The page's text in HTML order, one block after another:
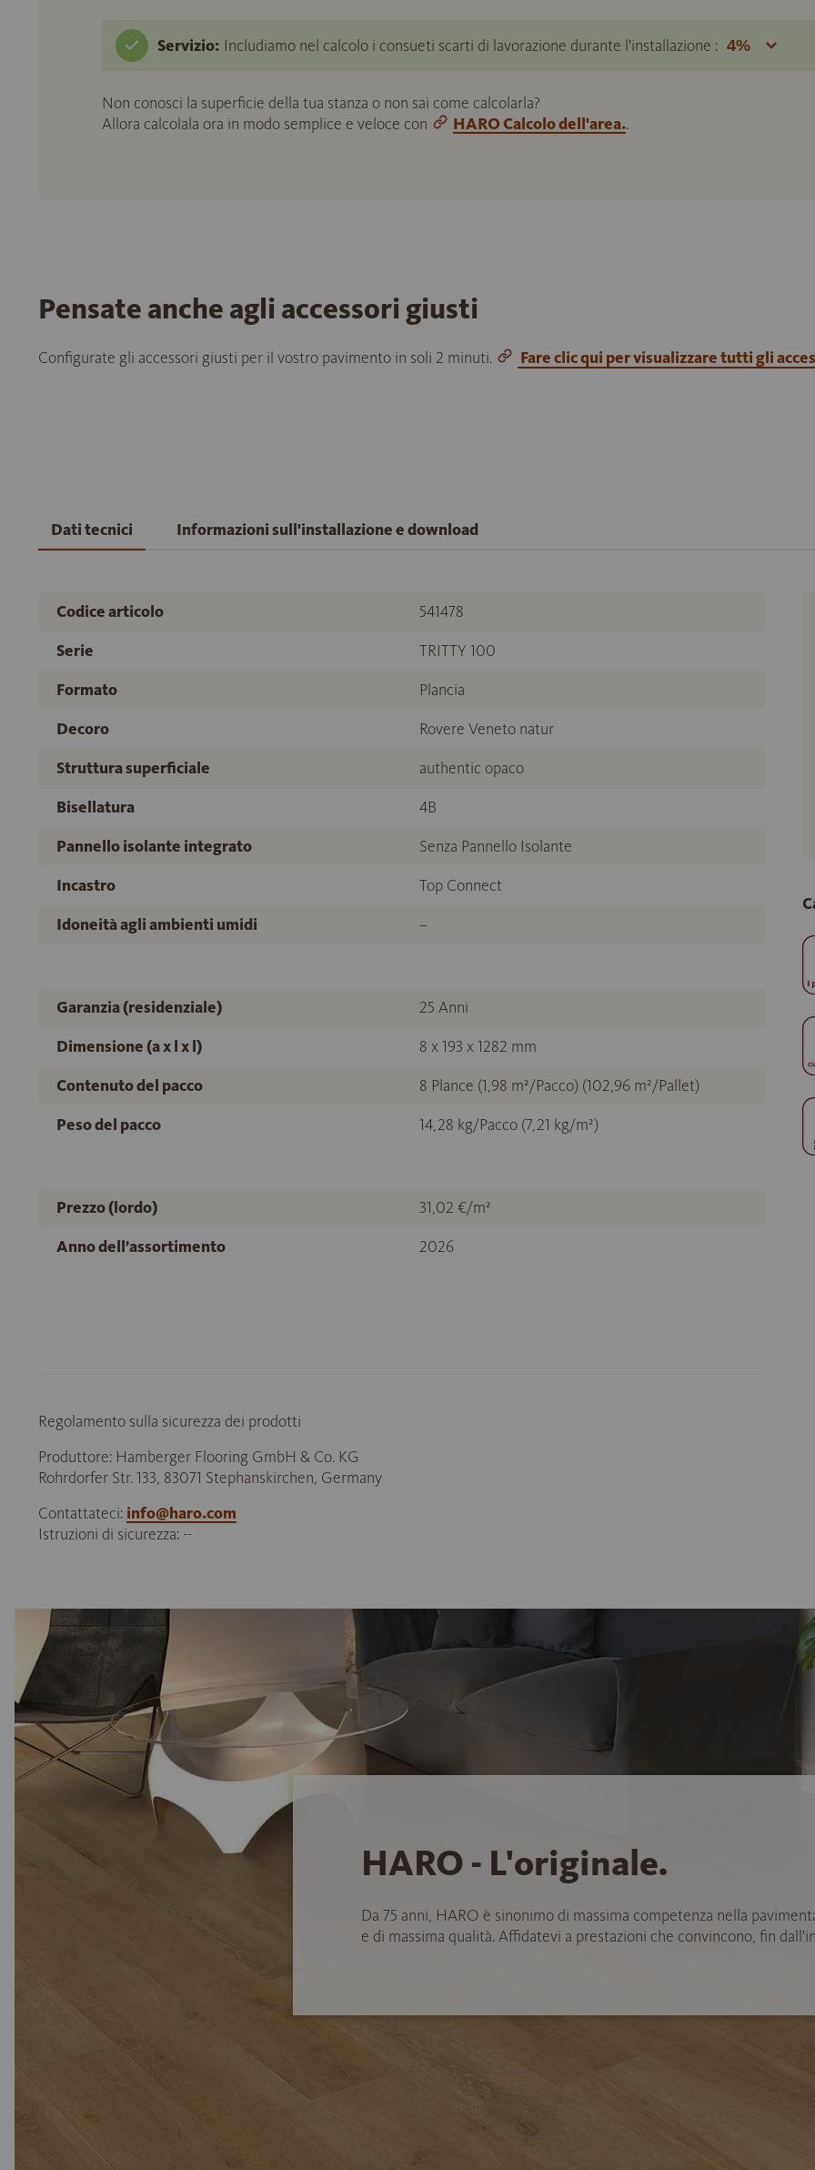
Servizio: Includiamo nel calcolo i consueti scarti di lavorazione durante l'installazione :
Non conosci la superficie della tua stanza o non sai come calcolarla?
Allora calcolala ora in modo semplice e veloce con
HARO Calcolo dell'area..
Pensate anche agli accessori giusti
Configurate gli accessori giusti per il vostro pavimento in soli 2 minuti. Fare clic qui per visualizzare tutti gli
Dati tecnici Informazioni sull'installazione e download
Codice articolo
541478
Serie
TRITTY 100
Formato
Plancia
Decoro
Rovere Veneto natur
Struttura superficiale
authentic opaco
Bisellatura
4B
Pannello isolante integrato
Senza Pannello Isolante
Incastro
Top Connect
Idoneità agli ambienti umidi
–
Garanzia (residenziale)
25 Anni
Dimensione (a x l x l)
8 x 193 x 1282 mm
Contenuto del pacco
8 Plance (1,98 m²/Pacco) (102,96 m²/Pallet)
Peso del pacco
14,28 kg/Pacco (7,21 kg/m²)
Prezzo (lordo)
31,02 €/m²
Anno dell’assortimento
2026
Regolamento sulla sicurezza dei prodotti
Produttore: Hamberger Flooring GmbH & Co. KG
Rohrdorfer Str. 133, 83071 Stephanskirchen, Germany
Contattateci: info@haro.com
Istruzioni di sicurezza: --
HARO - L'originale.
Da 75 anni, HARO è sinonimo di massima competenza nella
e di massima qualità. Affidatevi a prestazioni che convincono, fin